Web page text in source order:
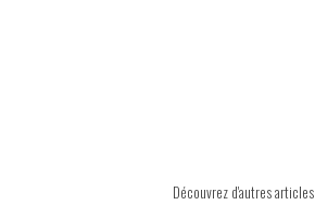
Découvrez d'autres articles